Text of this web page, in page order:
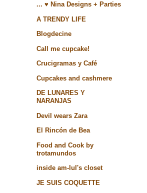
... ♥ Nina Designs + Parties
A TRENDY LIFE
Blogdecine
Call me cupcake!
Crucigramas y Café
Cupcakes and cashmere
DE LUNARES Y
NARANJAS
Devil wears Zara
El Rincón de Bea
Food and Cook by
trotamundos
inside am-lul's closet
JE SUIS COQUETTE